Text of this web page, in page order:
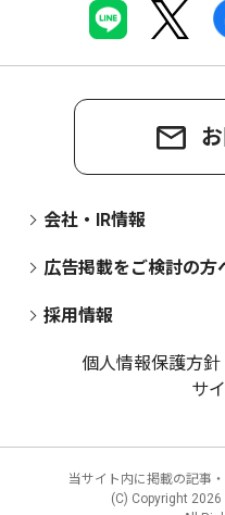
会社・IR情報
広告掲載をご検討の方
採用情報
個人情報保護方針
サ
当サイト内に掲載の記事
(C) Copyright 2026